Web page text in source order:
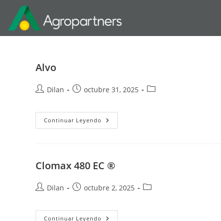
Alvo
Dilan octubre 31, 2025
Continuar Leyendo
Clomax 480 EC ®
Dilan octubre 2, 2025
Continuar Leyendo